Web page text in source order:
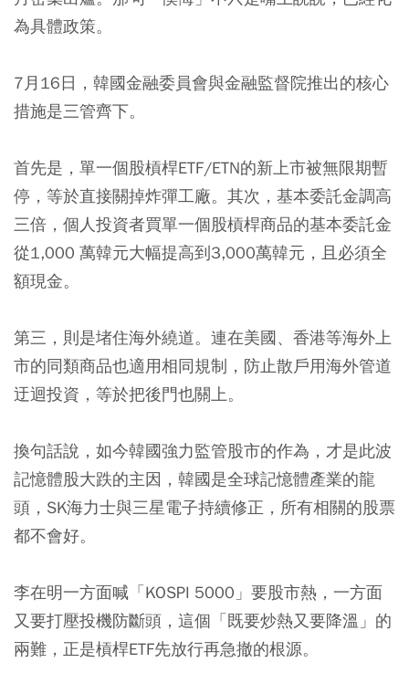
為具體政策。
7月16日，韓國金融委員會與金融監督院推出的核心
措施是三管齊下。
首先是，單一個股槓桿ETF/ETN的新上市被無限期暫
停，等於直接關掉炸彈工廠。其次，基本委託金調高
三倍，個人投資者買單一個股槓桿商品的基本委託金
從1,000 萬韓元大幅提高到3,000萬韓元，且必須全
額現金。
第三，則是堵住海外繞道。連在美國、香港等海外上
市的同類商品也適用相同規制，防止散戶用海外管道
迂迴投資，等於把後門也關上。
換句話說，如今韓國強力監管股市的作為，才是此波
記憶體股大跌的主因，韓國是全球記憶體產業的龍
頭，SK海力士與三星電子持續修正，所有相關的股票
都不會好。
李在明一方面喊「KOSPI 5000」要股市熱，一方面
又要打壓投機防斷頭，這個「既要炒熱又要降溫」的
兩難，正是槓桿ETF先放行再急撤的根源。